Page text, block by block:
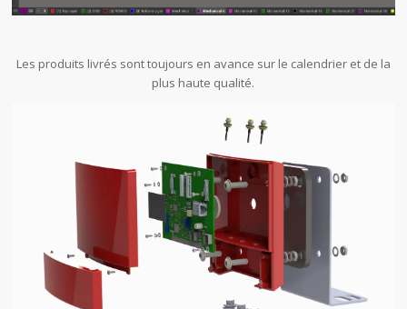
Les produits livrés sont toujours en avance sur le calendrier et de la
plus haute qualité.